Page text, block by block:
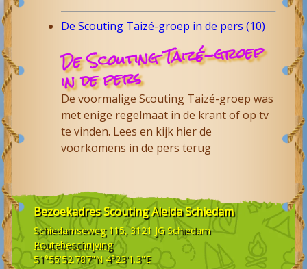
De Scouting Taizé-groep in de pers (10)
De Scouting Taizé-groep
in de pers
De voormalige Scouting Taizé-groep was
met enige regelmaat in de krant of op tv
te vinden. Lees en kijk hier de
voorkomens in de pers terug
BezoekadresScouting Aleida Schiedam
Schiedamseweg 115, 3121 JG Schiedam
Routebeschrijving
51°55'52.787"N 4°23'1.3"E